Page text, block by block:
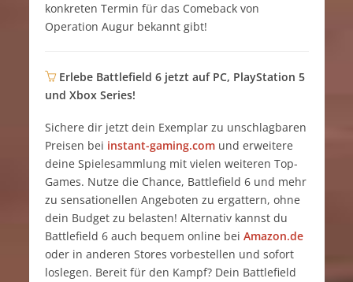
konkreten Termin für das Comeback von
Operation Augur bekannt gibt!
Erlebe Battlefield 6 jetzt auf PC, PlayStation 5
und Xbox Series!
Sichere dir jetzt dein Exemplar zu unschlagbaren
Preisen bei instant-gaming.comund erweitere
deine Spielesammlung mit vielen weiteren Top-
Games. Nutze die Chance, Battlefield 6 und mehr
zu sensationellen Angeboten zu ergattern, ohne
dein Budget zu belasten! Alternativ kannst du
Battlefield 6 auch bequem online bei Amazon.de
oder in anderen Stores vorbestellen und sofort
loslegen. Bereit für den Kampf? Dein Battlefield